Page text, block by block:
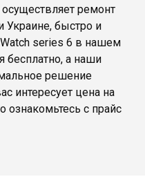
UK
ремонт
Украине, быстро и
series 6 в нашем
бесплатно, а наши
решение
интересует цена на
ознакомьтесь с прайс